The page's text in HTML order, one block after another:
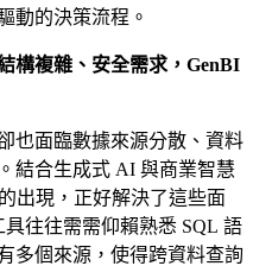
動的決策流程。
構複雜、安全需求，GenBI
也面臨數據來源分散、資料
結合生成式 AI 與商業智慧
出現，正好解決了這些面
往往需需仰賴熟悉 SQL 語
多個來源，使得跨資料查詢